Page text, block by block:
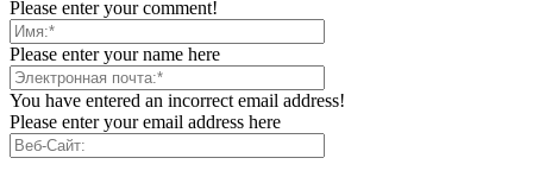
Please enter your comment!
Please enter your name here
You have entered an incorrect email address!
Please enter your email address here